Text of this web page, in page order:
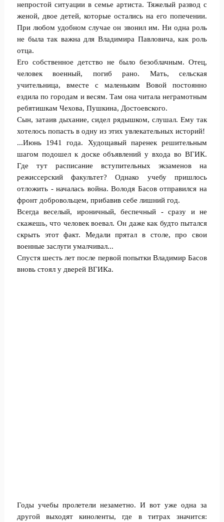
непростой ситуации в семье артиста. Тяжелый развод с
женой, двое детей, которые остались на его попечении.
При любом удобном случае он звонил им. Ни одна роль
не была так важна для Владимира Павловича, как роль
отца.
Его собственное детство не было безоблачным. Отец,
человек военный, погиб рано. Мать, сельская
учительница, вместе с маленьким Вовой постоянно
ездила по городам и весям. Там она читала неграмотным
ребятишкам Чехова, Пушкина, Достоевского.
Сын, затаив дыхание, сидел рядышком, слушал. Ему так
хотелось попасть в одну из этих увлекательных историй!
...Июнь 1941 года. Худощавый паренек решительным
шагом подошел к доске объявлений у входа во ВГИК.
Где тут расписание вступительных экзаменов на
режиссерский факультет? Однако учебу пришлось
отложить - началась война. Володя Басов отправился на
фронт добровольцем, прибавив себе лишний год.
Всегда веселый, ироничный, беспечный - сразу и не
скажешь, что человек воевал. Он даже как будто пытался
скрыть этот факт. Медали прятал в столе, про свои
военные заслуги умалчивал...
Спустя шесть лет после первой попытки Владимир Басов
вновь стоял у дверей ВГИКа.
Годы учебы пролетели незаметно. И вот уже одна за
другой выходят киноленты, где в титрах значится: